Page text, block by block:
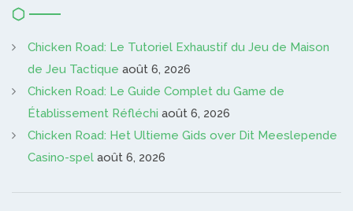
Chicken Road: Le Tutoriel Exhaustif du Jeu de Maison
de Jeu Tactique août 6, 2026
Chicken Road: Le Guide Complet du Game de
Établissement Réfléchi août 6, 2026
Chicken Road: Het Ultieme Gids over Dit Meeslepende
Casino-spel août 6, 2026